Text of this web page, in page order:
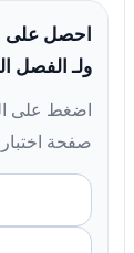
احصل على
ولـ الفصل
اضغط على
صفحة